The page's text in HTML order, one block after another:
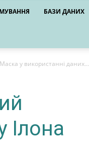
БАЗИ ДАНИХ
у використанні даних...
Ілона